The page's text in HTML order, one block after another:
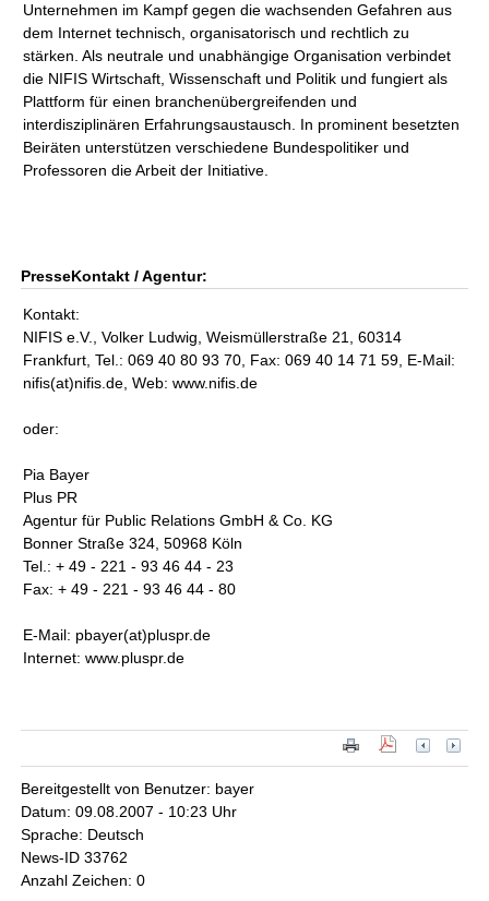
Unternehmen im Kampf gegen die wachsenden Gefahren aus
dem Internet technisch, organisatorisch und rechtlich zu
stärken. Als neutrale und unabhängige Organisation verbindet
die NIFIS Wirtschaft, Wissenschaft und Politik und fungiert als
Plattform für einen branchenübergreifenden und
interdisziplinären Erfahrungsaustausch. In prominent besetzten
Beiräten unterstützen verschiedene Bundespolitiker und
Professoren die Arbeit der Initiative.
PresseKontakt / Agentur:
Kontakt:
NIFIS e.V., Volker Ludwig, Weismüllerstraße 21, 60314
Frankfurt, Tel.: 069 40 80 93 70, Fax: 069 40 14 71 59, E-Mail:
nifis(at)nifis.de, Web: www.nifis.de
oder:
Pia Bayer
Plus PR
Agentur für Public Relations GmbH & Co. KG
Bonner Straße 324, 50968 Köln
Tel.: + 49 - 221 - 93 46 44 - 23
Fax: + 49 - 221 - 93 46 44 - 80
E-Mail: pbayer(at)pluspr.de
Internet: www.pluspr.de
Bereitgestellt von Benutzer: bayer
Datum: 09.08.2007 - 10:23 Uhr
Sprache: Deutsch
News-ID 33762
Anzahl Zeichen: 0